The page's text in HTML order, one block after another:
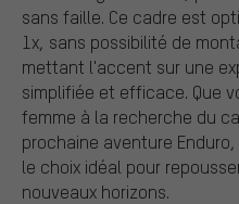
sans faille. Ce cadre est
1x, sans possibilité de
mettant l'accent sur une
simplifiée et efficace. Que
femme à la recherche du
prochaine aventure
le choix idéal pour
nouveaux horizons.